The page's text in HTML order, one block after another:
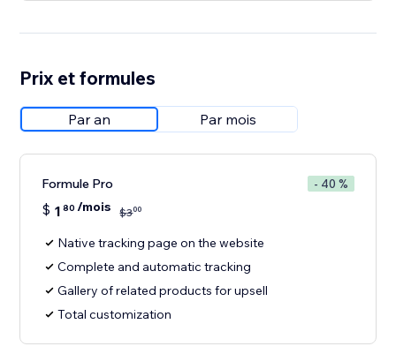
Prix et formules
Par an Par mois
Formule Pro - 40 %
$ 1 80 /mois $300
Native tracking page on the website
Complete and automatic tracking
Gallery of related products for upsell
Total customization